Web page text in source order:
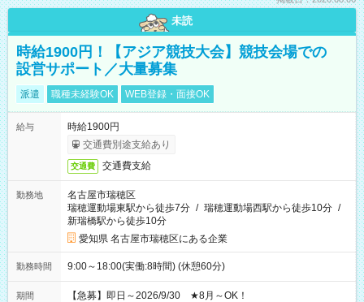
未読
時給1900円！【アジア競技大会】競技会場での
設営サポート／大量募集
派遣 職種未経験OK WEB登録・面接OK
給与
時給1900円
交通費別途支給あり
交通費 交通費支給
勤務地
名古屋市瑞穂区
瑞穂運動場東駅から徒歩7分 / 瑞穂運動場西駅から徒歩10分 /
新瑞橋駅から徒歩10分
愛知県 名古屋市瑞穂区にある企業
勤務時間 9:00～18:00(実働:8時間) (休憩60分)
期間 【急募】即日～2026/9/30 ★8月～OK！